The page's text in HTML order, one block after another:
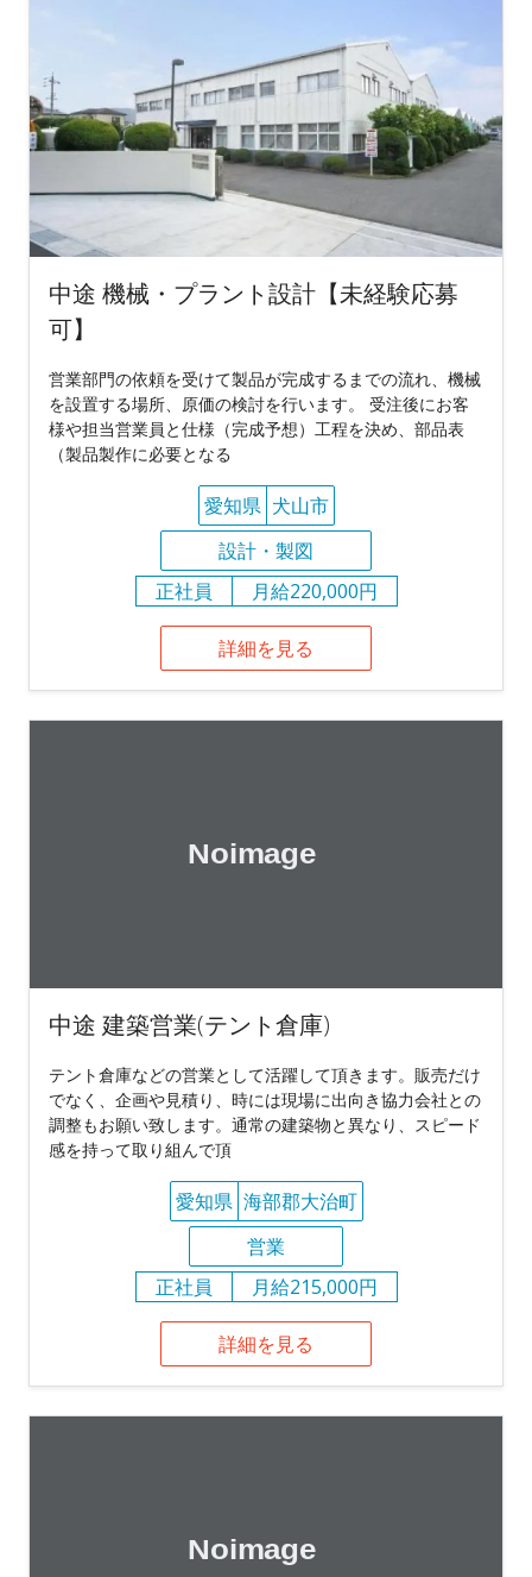
中途 機械・プラント設計【未経験応募
可】
営業部門の依頼を受けて製品が完成するまでの流れ、機械
を設置する場所、原価の検討を行います。 受注後にお客
様や担当営業員と仕様（完成予想）工程を決め、部品表
（製品製作に必要となる
愛知県 犬山市
設計・製図
正社員
月給220,000円
詳細を見る
中途 建築営業(テント倉庫)
テント倉庫などの営業として活躍して頂きます。販売だけ
でなく、企画や見積り、時には現場に出向き協力会社との
調整もお願い致します。通常の建築物と異なり、スピード
感を持って取り組んで頂
愛知県 海部郡大治町
営業
正社員
月給215,000円
詳細を見る